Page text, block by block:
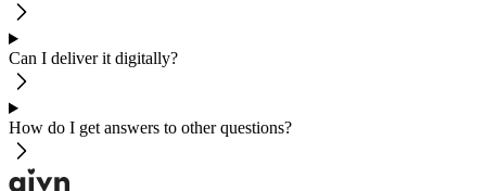
Can I deliver it digitally?
How do I get answers to other questions?